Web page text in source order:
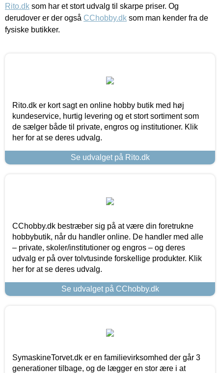
Rito.dk som har et stort udvalg til skarpe priser. Og
derudover er der også CChobby.dk som man kender fra de
fysiske butikker.
Rito.dk er kort sagt en online hobby butik med høj
kundeservice, hurtig levering og et stort sortiment som
de sælger både til private, engros og institutioner. Klik
her for at se deres udvalg.
Se udvalget på Rito.dk
CChobby.dk bestræber sig på at være din foretrukne
hobbybutik, når du handler online. De handler med alle
– private, skoler/institutioner og engros – og deres
udvalg er på over tolvtusinde forskellige produkter. Klik
her for at se deres udvalg.
Se udvalget på CChobby.dk
SymaskineTorvet.dk er en familievirksomhed der går 3
generationer tilbage, og de lægger en stor ære i at